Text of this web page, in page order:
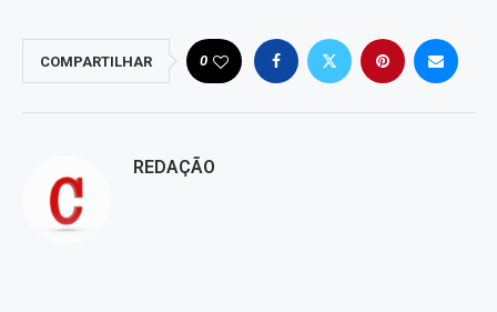
COMPARTILHAR 0
REDAÇÃO